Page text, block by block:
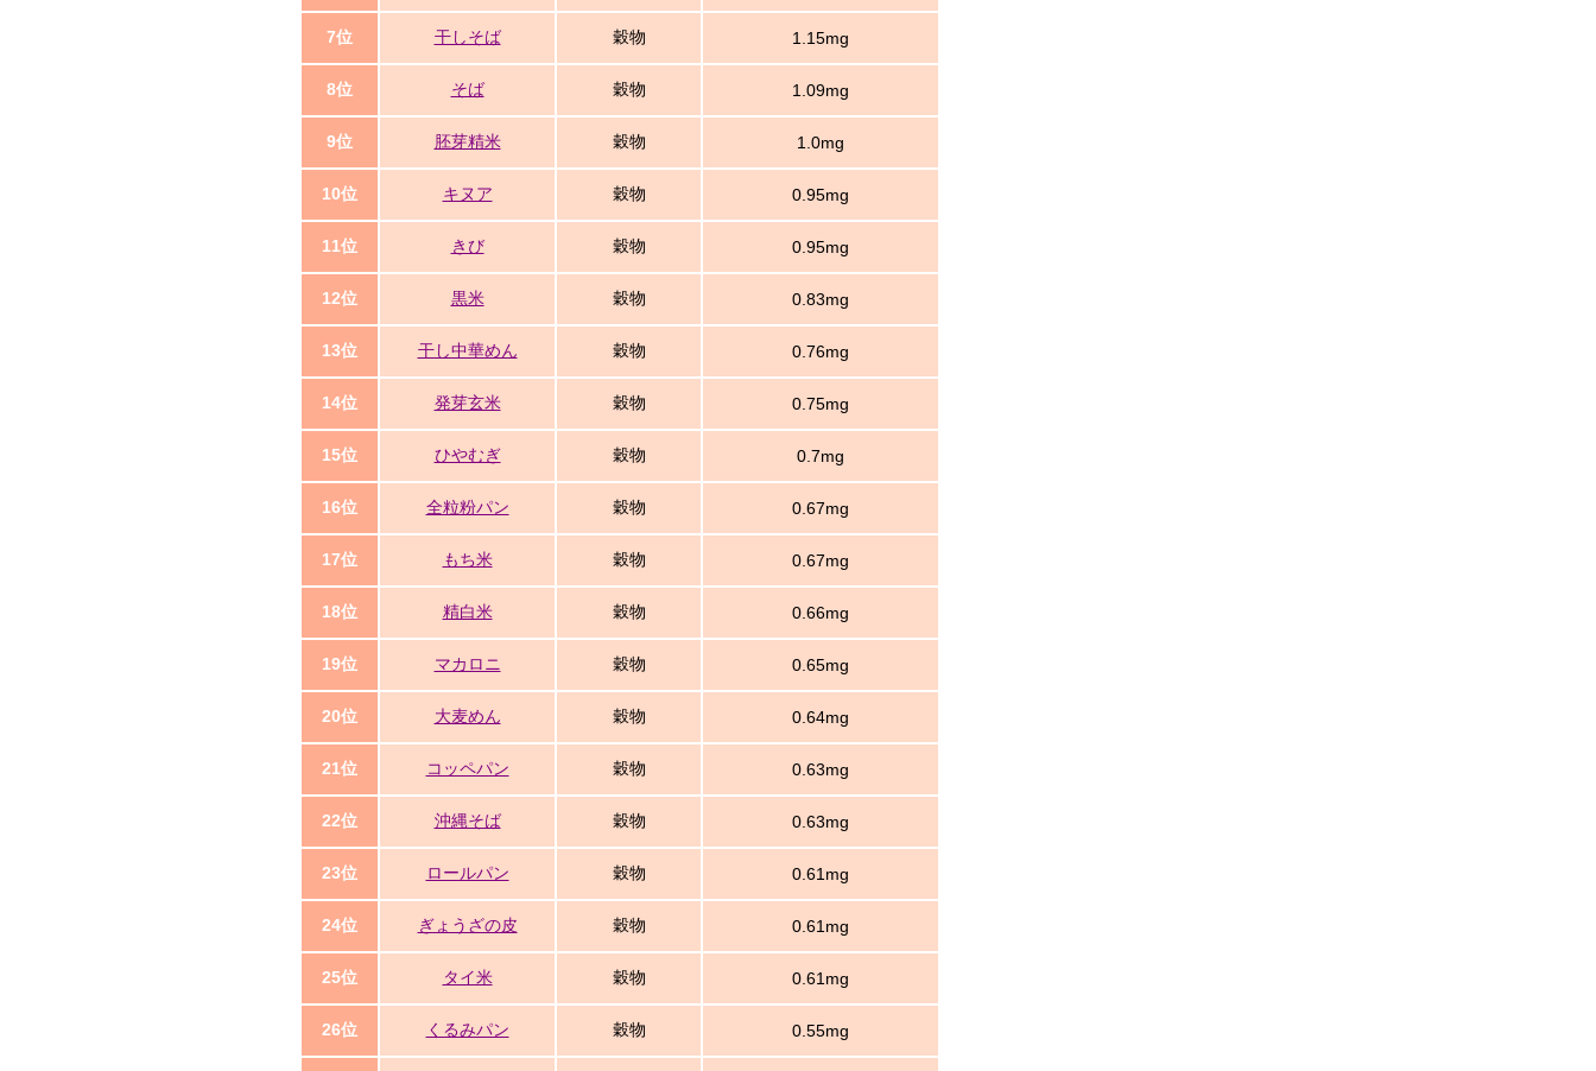
7位 干しそば 穀物 1.15mg
8位 そば 穀物 1.09mg
9位 胚芽精米 穀物 1.0mg
10位 キヌア 穀物 0.95mg
11位 きび 穀物 0.95mg
12位 黒米 穀物 0.83mg
13位 干し中華めん 穀物 0.76mg
14位 発芽玄米 穀物 0.75mg
15位 ひやむぎ 穀物 0.7mg
16位 全粒粉パン 穀物 0.67mg
17位 もち米 穀物 0.67mg
18位 精白米 穀物 0.66mg
19位 マカロニ 穀物 0.65mg
20位 大麦めん 穀物 0.64mg
21位 コッペパン 穀物 0.63mg
22位 沖縄そば 穀物 0.63mg
23位 ロールパン 穀物 0.61mg
24位 ぎょうざの皮 穀物 0.61mg
25位 タイ米 穀物 0.61mg
26位 くるみパン 穀物 0.55mg